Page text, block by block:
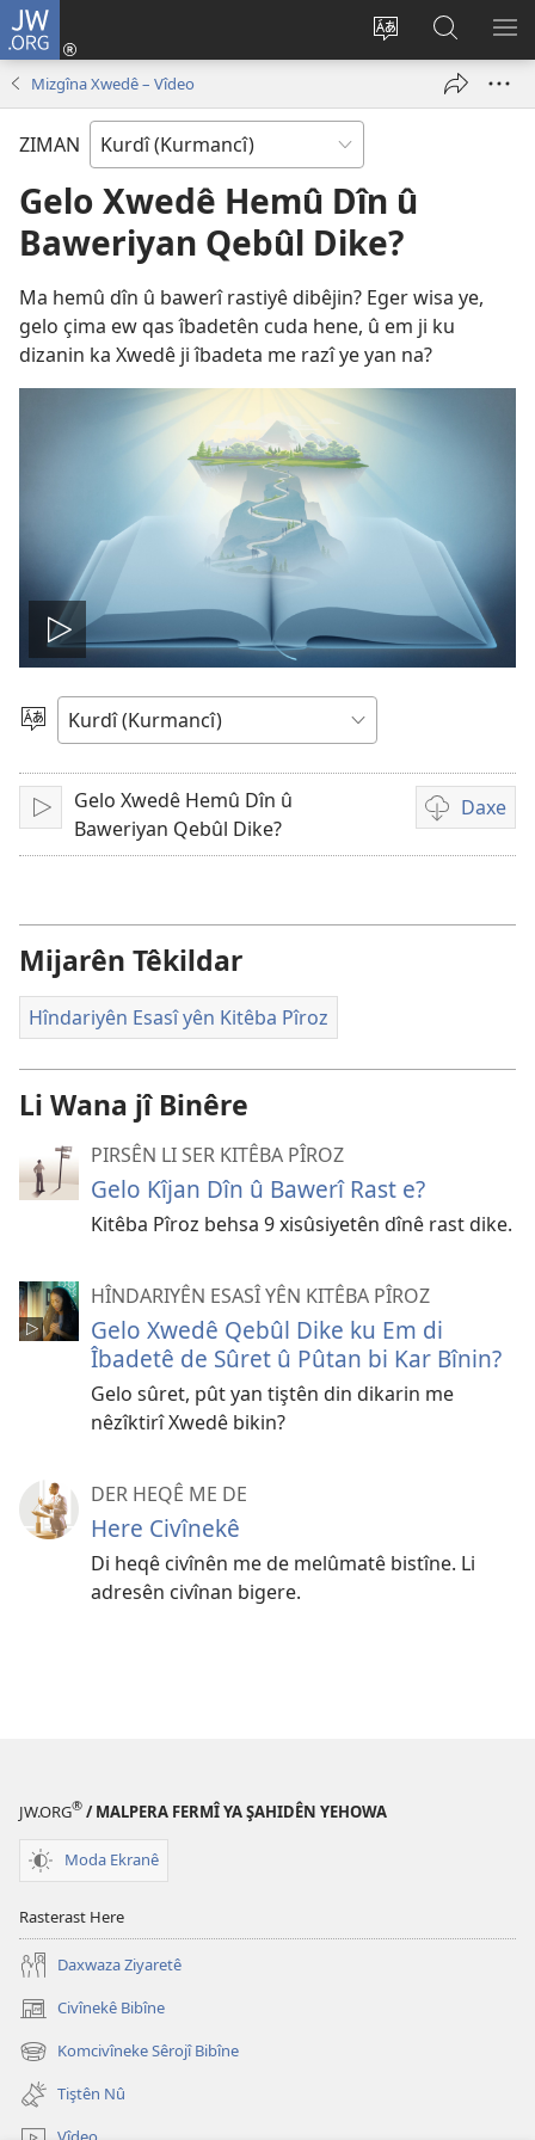
JW.ORG
Zimanê
malperê
biguherîne
Têkeve
(opens
Lêgerîna
JW.ORG
Mizgîna Xwedê – Vîdeo
ZIMAN
Gelo Xwedê Hemû Dîn û
Baweriyan Qebûl Dike?
Ma hemû dîn û bawerî rastiyê dibêjin? Eger wisa ye,
gelo çima ew qas îbadetên cuda hene, û em ji ku
dizanin ka Xwedê ji îbadeta me razî ye yan na?
Play
video
Zimanekî
Hilbijêre
Lêde
Gelo Xwedê Hemû Dîn û
Baweriyan Qebûl Dike?
Daxe
Vebijarkên
daxistina
Mijarên Têkildar
Hîndariyên Esasî yên Kitêba Pîroz
Li Wana jî Binêre
PIRSÊN LI SER KITÊBA PÎROZ
Gelo Kîjan Dîn û Bawerî Rast e?
Kitêba Pîroz behsa 9 xisûsiyetên dînê rast dike.
HÎNDARIYÊN ESASÎ YÊN KITÊBA PÎROZ
Gelo Xwedê Qebûl Dike ku Em di
Îbadetê de Sûret û Pûtan bi Kar Bînin?
Gelo sûret, pût yan tiştên din dikarin me
nêzîktirî Xwedê bikin?
DER HEQÊ ME DE
Here Civînekê
Di heqê civînên me de melûmatê bistîne. Li
adresên civînan bigere.
JW.ORG® / MALPERA FERMÎ YA ŞAHIDÊN YEHOWA
Moda Ekranê
Rasterast Here
Daxwaza Ziyaretê
Civînekê Bibîne
(opens
new
window)
Komcivîneke Sêrojî Bibîne
(opens
new
window)
Tiştên Nû